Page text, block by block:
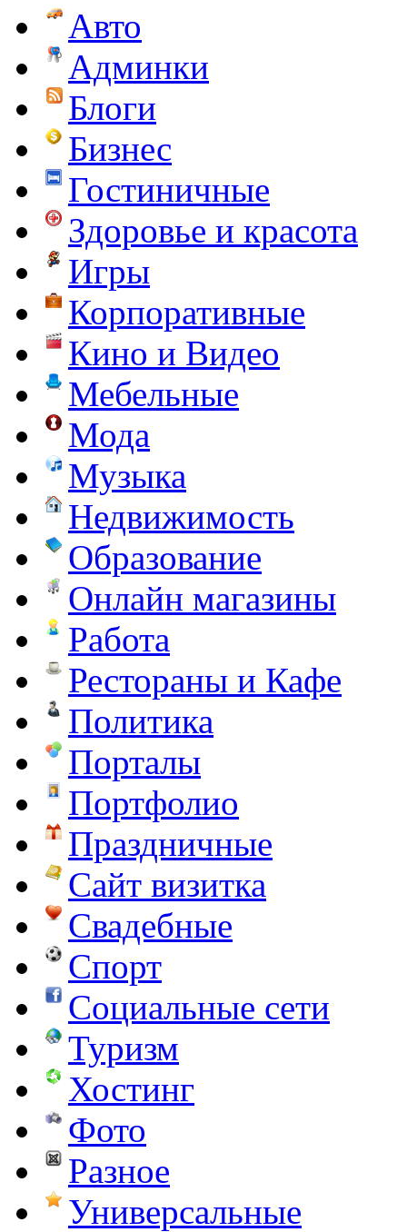
Авто
Админки
Блоги
Бизнес
Гостиничные
Здоровье и красота
Игры
Корпоративные
Кино и Видео
Мебельные
Мода
Музыка
Недвижимость
Образование
Онлайн магазины
Работа
Рестораны и Кафе
Политика
Порталы
Портфолио
Праздничные
Сайт визитка
Свадебные
Спорт
Социальные сети
Туризм
Хостинг
Фото
Разное
Универсальные